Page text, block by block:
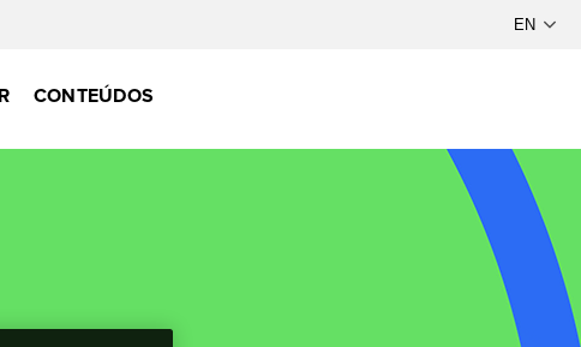
CONTEÚDOS